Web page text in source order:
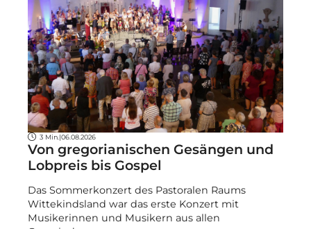
3 Min. |06.08.2026
Von gregorianischen Gesängen und
Lobpreis bis Gospel
Das Sommerkonzert des Pastoralen Raums
Wittekindsland war das erste Konzert mit
Musikerinnen und Musikern aus allen